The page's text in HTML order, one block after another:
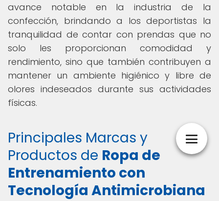
avance notable en la industria de la
confección, brindando a los deportistas la
tranquilidad de contar con prendas que no
solo les proporcionan comodidad y
rendimiento, sino que también contribuyen a
mantener un ambiente higiénico y libre de
olores indeseados durante sus actividades
físicas.
Principales Marcas y
Productos de Ropa de
Entrenamiento con
Tecnología Antimicrobiana